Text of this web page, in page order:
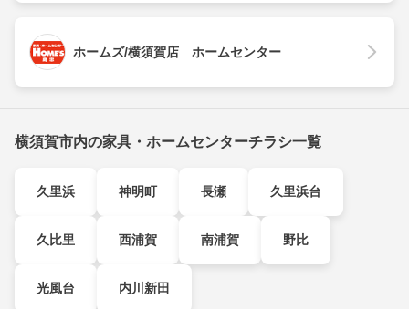
ホームズ/横須賀店 ホームセンター
横須賀市内の家具・ホームセンターチラシ一覧
久里浜 神明町 長瀬 久里浜台
久比里 西浦賀 南浦賀 野比
光風台 内川新田